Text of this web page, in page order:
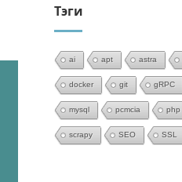
Тэги
ai apt astra
docker git gRPC
mysql pcmcia php
scrapy SEO SSL